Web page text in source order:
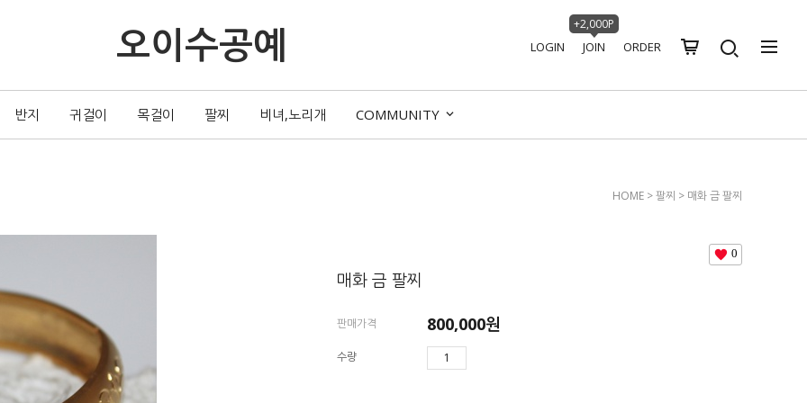
오이수공예 LOGIN JOIN
+2,000P
ORDER
반지 귀걸이 목걸이 팔찌 비녀,노리개 COMMUNITY
HOME >팔찌 > 매화 금 팔찌
0
매화 금 팔찌
판매가격 800,000원
수량